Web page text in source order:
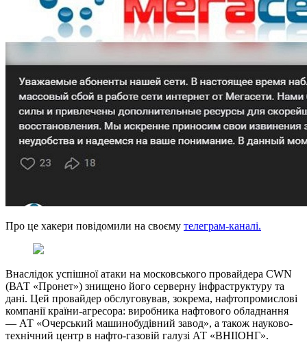
Про це хакери повідомили на своєму телеграм-каналі.
Внаслідок успішної атаки на московського провайдера CWN
(ВАТ «Пронет») знищено його серверну інфраструктуру та
дані. Цей провайдер обслуговував, зокрема, нафтопромислові
компанії країни-агресора: виробника нафтового обладнання
— АТ «Очерський машинобудівний завод», а також науково-
технічний центр в нафто-газовій галузі АТ «ВНІІОНГ».